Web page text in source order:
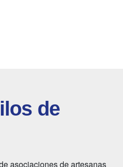
de
asociaciones de artesanas